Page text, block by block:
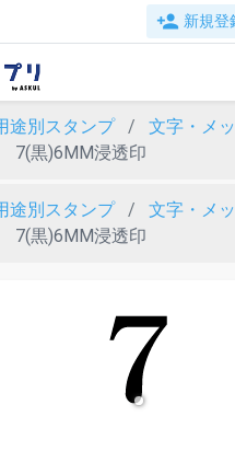
person_add 新規登
途別スタンプ 文字・メ
7(黒)6MM浸透印
途別スタンプ 文字・メ
7(黒)6MM浸透印